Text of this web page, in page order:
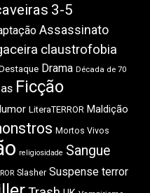
3-5
Assassinato
claustrofobia
Drama Década de 70
Ficção
LiteraTERROR Maldição
Mortos Vivos
religiosidade Sangue
Slasher Suspense terror